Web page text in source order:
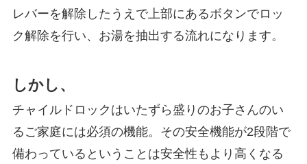
レバーを解除したうえで上部にあるボタンでロッ
ク解除を行い、お湯を抽出する流れになります。
しかし、
チャイルドロックはいたずら盛りのお子さんのい
るご家庭には必須の機能。その安全機能が2段階で
備わっているということは安全性もより高くなる